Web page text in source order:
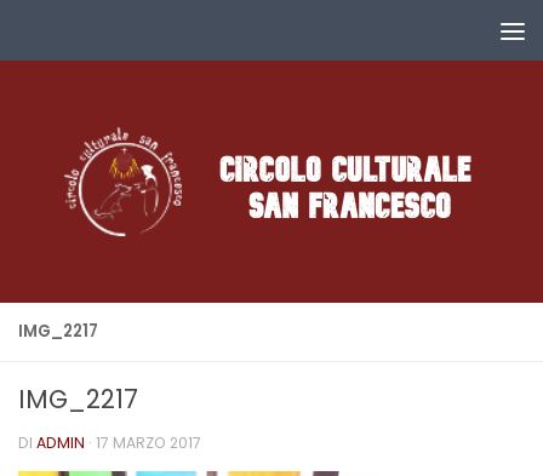
IMG_2217
IMG_2217
DI ADMIN · 17 MARZO 2017